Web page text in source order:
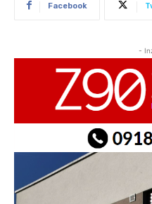
Facebook
-